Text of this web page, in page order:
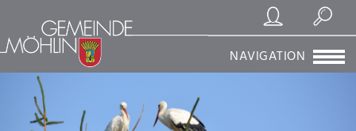
Registrierung/Login
Suchen
NAVIGATION